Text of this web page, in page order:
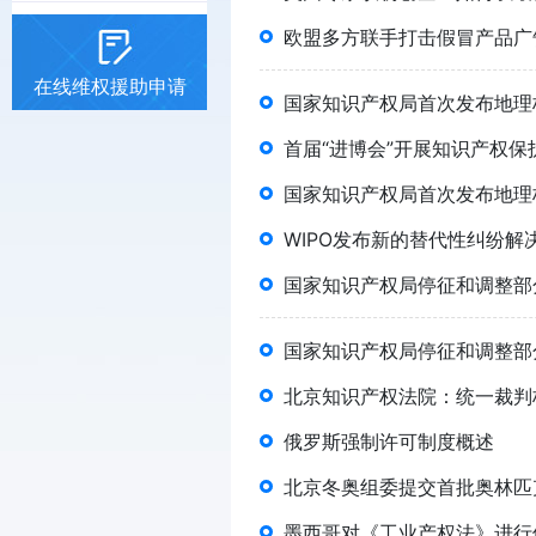
在线维权援助申请
欧盟多方联手打击假冒产品
国家知识产权局首次发布地
首届“进博会”开展知识产权保
国家知识产权局首次发布地
WIPO发布新的替代性纠纷解
国家知识产权局停征和调整
国家知识产权局停征和调整
北京知识产权法院：统一裁
俄罗斯强制许可制度概述
北京冬奥组委提交首批奥林